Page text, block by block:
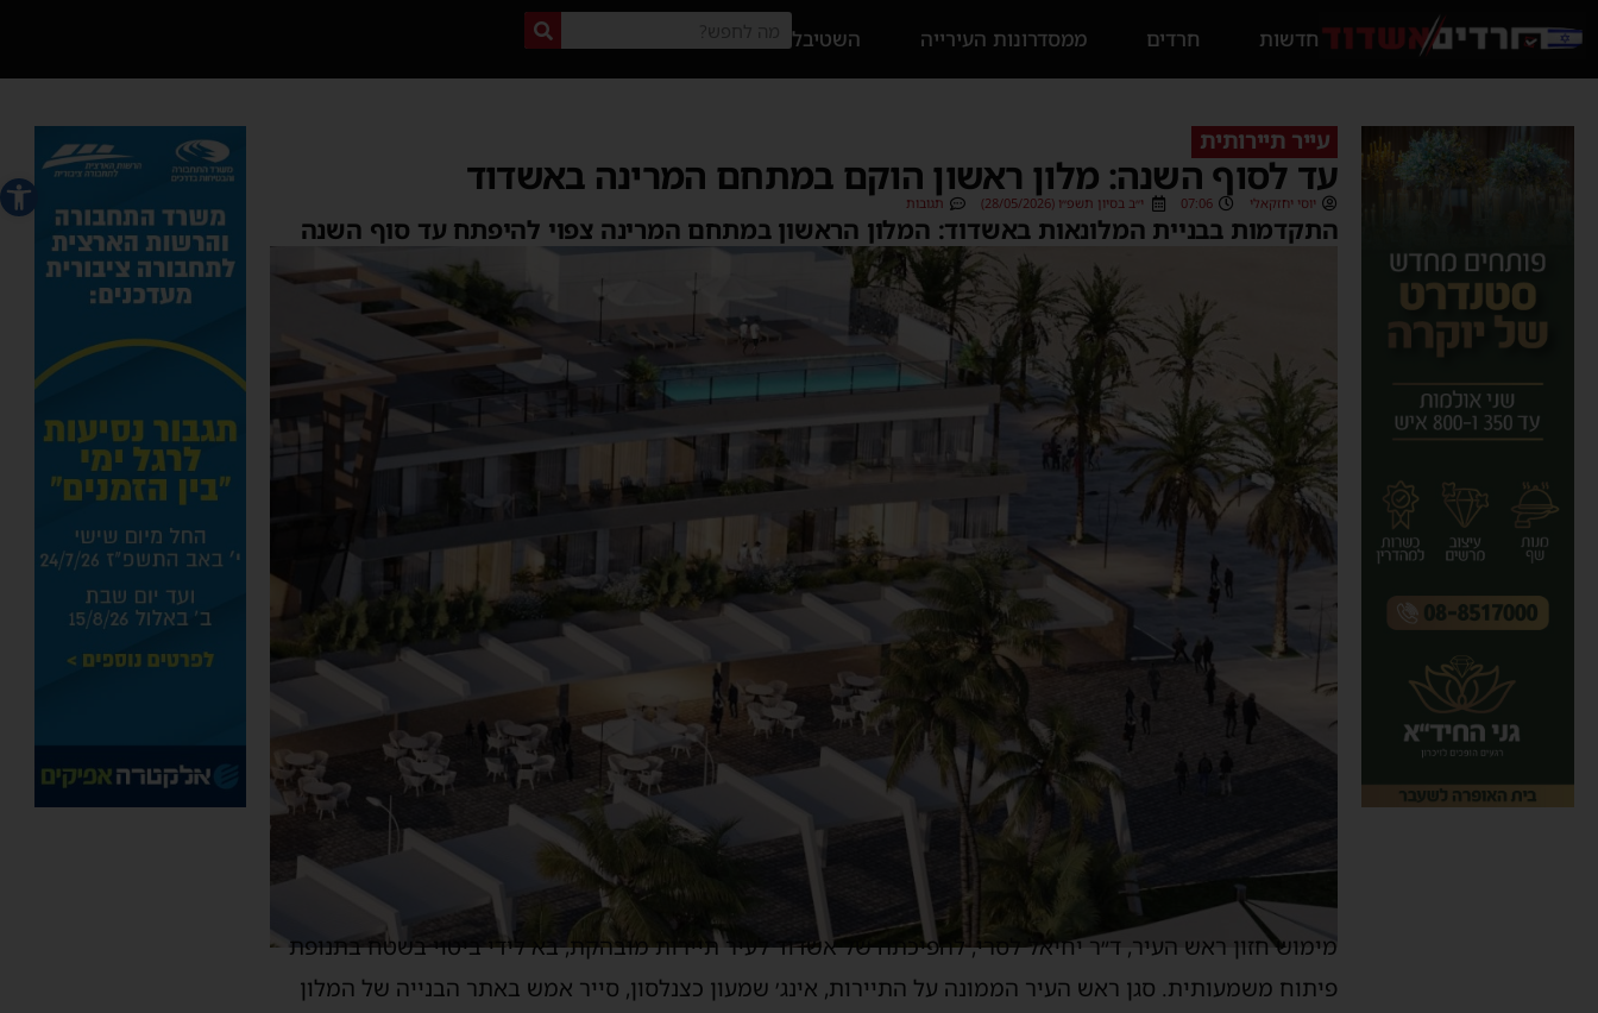
פתח
חדשות חרדים ממסדרונות העירייה השטיבל
עייר תיירותית
עד לסוף השנה: מלון ראשון הוקם במתחם המרינה באשדוד
יוסי יחזקאלי 07:06 י״ב בסיון תשפ״ו (28/05/2026) תגובות
התקדמות בבניית המלונאות באשדוד: המלון הראשון במתחם המרינה צפוי להיפתח עד סוף השנה
מימוש חזון ראש העיר, ד״ר יחיאל לסרי, להפיכתה של אשדוד לעיר תיירות מובהקת, בא לידי ביטוי בשטח בתנופת
פיתוח משמעותית. סגן ראש העיר הממונה על התיירות, אינג׳ שמעון כצנלסון, סייר אמש באתר הבנייה של המלון